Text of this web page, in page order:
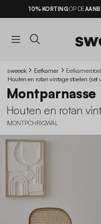
10% KORTINGOP DE
sweeek Eetkamer
Houten en rotan vintage stoelen (set
Montparnasse
Houten en rotan
IMONTPCHRX2WAL